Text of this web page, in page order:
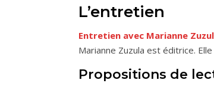
L’entretien
Entretien avec Marianne
Marianne Zuzula est éditrice.
Propositions de